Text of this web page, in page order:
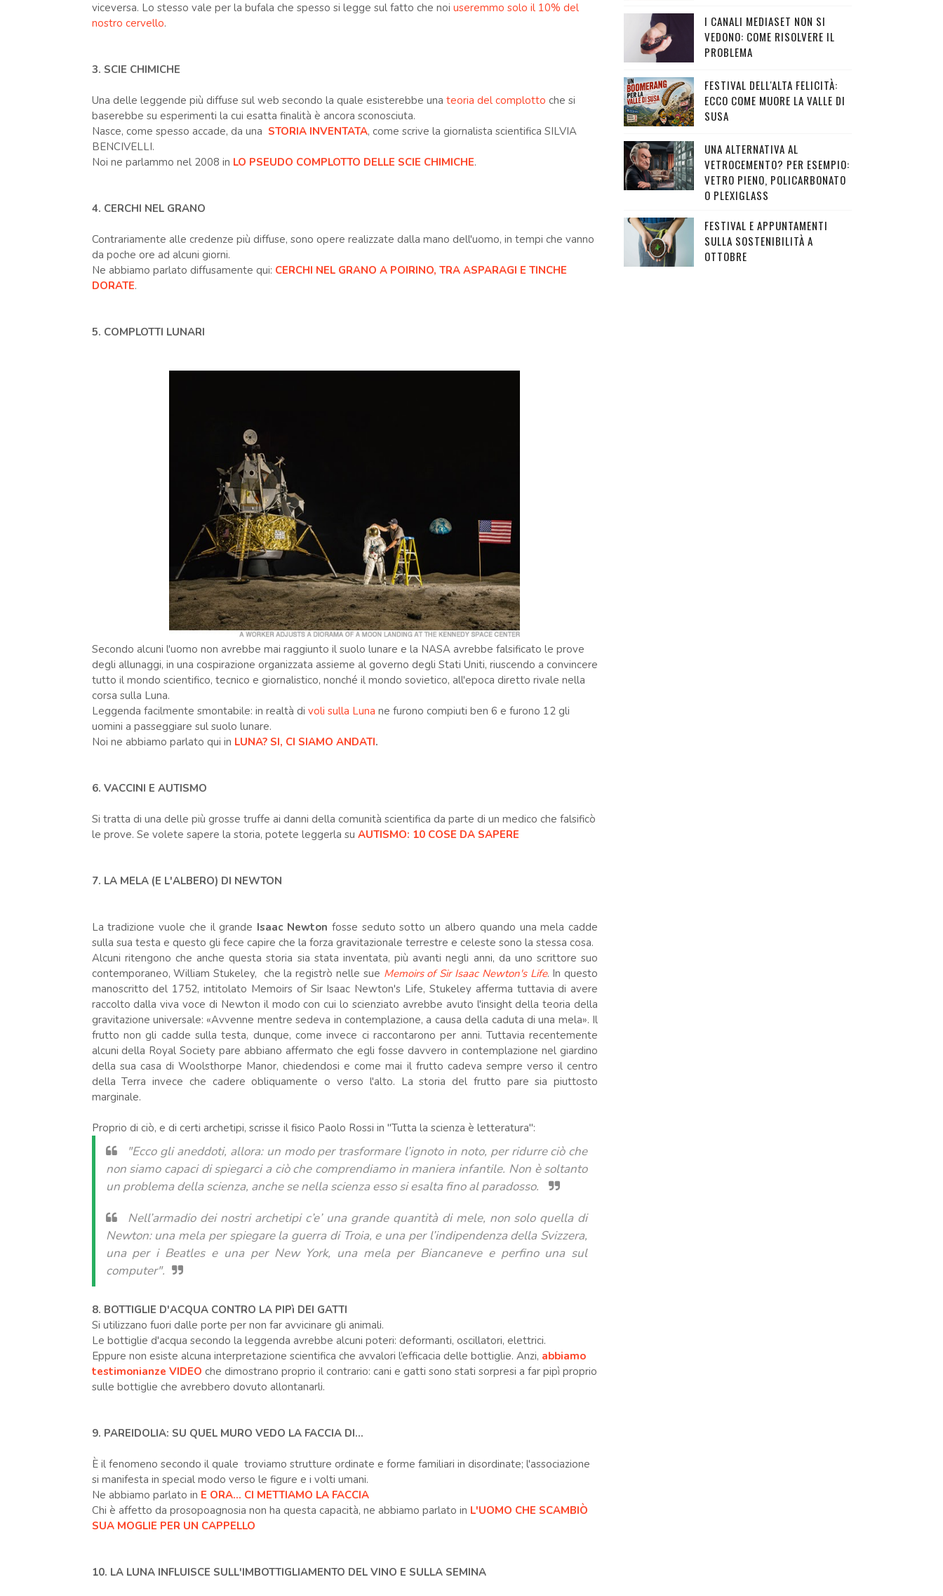
viceversa. Lo stesso vale per la bufala che spesso si legge sul fatto che noi useremmo solo il 10% del
nostro cervello.
3. SCIE CHIMICHE
Una delle leggende più diffuse sul web secondo la quale esisterebbe una teoria del complotto che si
baserebbe su esperimenti la cui esatta finalità è ancora sconosciuta.
Nasce, come spesso accade, da una STORIA INVENTATA, come scrive la giornalista scientifica SILVIA
BENCIVELLI.
Noi ne parlammo nel 2008 in LO PSEUDO COMPLOTTO DELLE SCIE CHIMICHE.
4. CERCHI NEL GRANO
Contrariamente alle credenze più diffuse, sono opere realizzate dalla mano dell'uomo, in tempi che vanno
da poche ore ad alcuni giorni.
Ne abbiamo parlato diffusamente qui: CERCHI NEL GRANO A POIRINO, TRA ASPARAGI E TINCHE
DORATE.
5. COMPLOTTI LUNARI
Secondo alcuni l'uomo non avrebbe mai raggiunto il suolo lunare e la NASA avrebbe falsificato le prove
degli allunaggi, in una cospirazione organizzata assieme al governo degli Stati Uniti, riuscendo a convincere
tutto il mondo scientifico, tecnico e giornalistico, nonché il mondo sovietico, all'epoca diretto rivale nella
corsa sulla Luna.
Leggenda facilmente smontabile: in realtà di voli sulla Luna ne furono compiuti ben 6 e furono 12 gli
uomini a passeggiare sul suolo lunare.
Noi ne abbiamo parlato qui in LUNA? SI, CI SIAMO ANDATI.
6. VACCINI E AUTISMO
Si tratta di una delle più grosse truffe ai danni della comunità scientifica da parte di un medico che falsificò
le prove. Se volete sapere la storia, potete leggerla su AUTISMO: 10 COSE DA SAPERE
7. LA MELA (E L'ALBERO) DI NEWTON
La tradizione vuole che il grande Isaac Newton fosse seduto sotto un albero quando una mela cadde
sulla sua testa e questo gli fece capire che la forza gravitazionale terrestre e celeste sono la stessa cosa.
Alcuni ritengono che anche questa storia sia stata inventata, più avanti negli anni, da uno scrittore suo
contemporaneo, William Stukeley, che la registrò nelle sue Memoirs of Sir Isaac Newton's Life. In questo
manoscritto del 1752, intitolato Memoirs of Sir Isaac Newton's Life, Stukeley afferma tuttavia di avere
raccolto dalla viva voce di Newton il modo con cui lo scienziato avrebbe avuto l'insight della teoria della
gravitazione universale: «Avvenne mentre sedeva in contemplazione, a causa della caduta di una mela». Il
frutto non gli cadde sulla testa, dunque, come invece ci raccontarono per anni. Tuttavia recentemente
alcuni della Royal Society pare abbiano affermato che egli fosse davvero in contemplazione nel giardino
della sua casa di Woolsthorpe Manor, chiedendosi e come mai il frutto cadeva sempre verso il centro
della Terra invece che cadere obliquamente o verso l'alto. La storia del frutto pare sia piuttosto
marginale.
Proprio di ciò, e di certi archetipi, scrisse il fisico Paolo Rossi in "Tutta la scienza è letteratura":
"Ecco gli aneddoti, allora: un modo per trasformare l’ignoto in noto, per ridurre ciò che
non siamo capaci di spiegarci a ciò che comprendiamo in maniera infantile. Non è soltanto
un problema della scienza, anche se nella scienza esso si esalta fino al paradosso.
Nell’armadio dei nostri archetipi c’e’ una grande quantità di mele, non solo quella di
Newton: una mela per spiegare la guerra di Troia, e una per l’indipendenza della Svizzera,
una per i Beatles e una per New York, una mela per Biancaneve e perfino una sul
computer".
8. BOTTIGLIE D'ACQUA CONTRO LA PIPì DEI GATTI
Si utilizzano fuori dalle porte per non far avvicinare gli animali.
Le bottiglie d'acqua secondo la leggenda avrebbe alcuni poteri: deformanti, oscillatori, elettrici.
Eppure non esiste alcuna interpretazione scientifica che avvalori l’efficacia delle bottiglie. Anzi, abbiamo
testimonianze VIDEO che dimostrano proprio il contrario: cani e gatti sono stati sorpresi a far pipì proprio
sulle bottiglie che avrebbero dovuto allontanarli.
9. PAREIDOLIA: SU QUEL MURO VEDO LA FACCIA DI...
È il fenomeno secondo il quale troviamo strutture ordinate e forme familiari in disordinate; l'associazione
si manifesta in special modo verso le figure e i volti umani.
Ne abbiamo parlato in E ORA... CI METTIAMO LA FACCIA
Chi è affetto da prosopoagnosia non ha questa capacità, ne abbiamo parlato in L'UOMO CHE SCAMBIÒ
SUA MOGLIE PER UN CAPPELLO
10. LA LUNA INFLUISCE SULL'IMBOTTIGLIAMENTO DEL VINO E SULLA SEMINA
I CANALI MEDIASET NON SI
VEDONO: COME RISOLVERE IL
PROBLEMA
FESTIVAL DELL'ALTA FELICITÀ:
ECCO COME MUORE LA VALLE DI
SUSA
UNA ALTERNATIVA AL
VETROCEMENTO? PER ESEMPIO:
VETRO PIENO, POLICARBONATO
O PLEXIGLASS
FESTIVAL E APPUNTAMENTI
SULLA SOSTENIBILITÀ A
OTTOBRE